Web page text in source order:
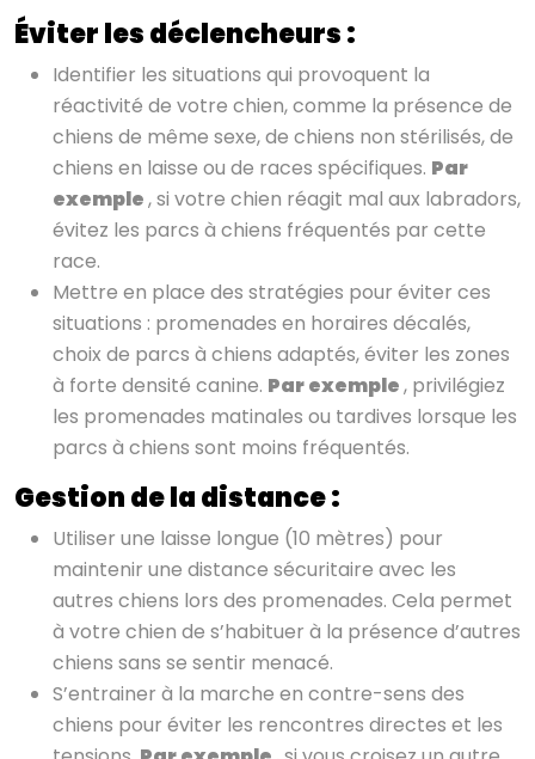
Éviter les déclencheurs :
Identifier les situations qui provoquent la
réactivité de votre chien, comme la présence de
chiens de même sexe, de chiens non stérilisés, de
chiens en laisse ou de races spécifiques. Par
exemple, si votre chien réagit mal aux labradors,
évitez les parcs à chiens fréquentés par cette
race.
Mettre en place des stratégies pour éviter ces
situations : promenades en horaires décalés,
choix de parcs à chiens adaptés, éviter les zones
à forte densité canine. Par exemple, privilégiez
les promenades matinales ou tardives lorsque les
parcs à chiens sont moins fréquentés.
Gestion de la distance :
Utiliser une laisse longue (10 mètres) pour
maintenir une distance sécuritaire avec les
autres chiens lors des promenades. Cela permet
à votre chien de s’habituer à la présence d’autres
chiens sans se sentir menacé.
S’entrainer à la marche en contre-sens des
chiens pour éviter les rencontres directes et les